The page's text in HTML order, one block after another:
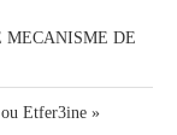
MECANISME DE
Etfer3ine »